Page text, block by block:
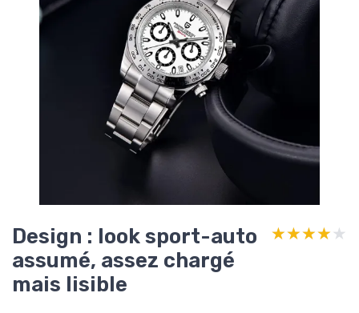
Design : look sport-auto
assumé, assez chargé
mais lisible
★★★★★
★★★★★